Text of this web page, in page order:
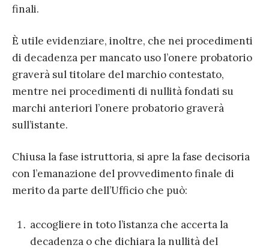
finali.
È utile evidenziare, inoltre, che nei procedimenti
di decadenza per mancato uso l’onere probatorio
graverà sul titolare del marchio contestato,
mentre nei procedimenti di nullità fondati su
marchi anteriori l’onere probatorio graverà
sull’istante.
Chiusa la fase istruttoria, si apre la fase decisoria
con l’emanazione del provvedimento finale di
merito da parte dell’Ufficio che può:
accogliere in toto l’istanza che accerta la
decadenza o che dichiara la nullità del